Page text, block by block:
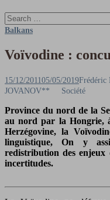
for:
Balkans
Voïvodine :
Posted
on
15/12/2011 05/05/2019Author
JOVANOV**
Société
Province du nord de la
au nord par la Hongrie,
Herzégovine, la
linguistique, On y
redistribution des enjeux
incertitudes.